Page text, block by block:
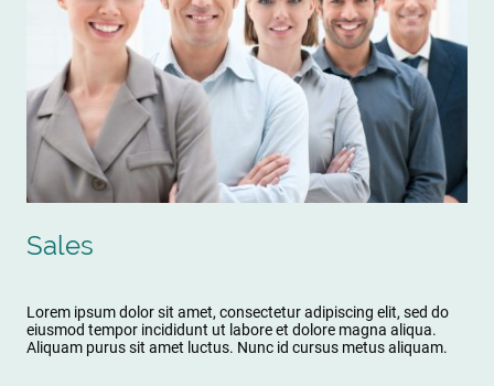
Sales
Lorem ipsum dolor sit amet, consectetur adipiscing elit, sed do
eiusmod tempor incididunt ut labore et dolore magna aliqua.
Aliquam purus sit amet luctus. Nunc id cursus metus aliquam.